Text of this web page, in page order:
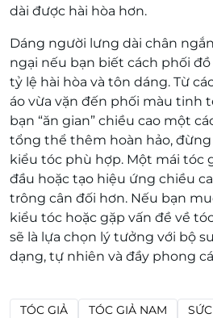
dài được hài hòa hơn.
Dáng người lưng dài chân
ngại nếu bạn biết cách phối
tỷ lệ hài hòa và tôn dáng. Từ
áo vừa vặn đến phối màu tinh
bạn “ăn gian” chiều cao một
tổng thể thêm hoàn hảo,
kiểu tóc phù hợp. Một mái tóc
đầu hoặc tạo hiệu ứng chiều
trông cân đối hơn. Nếu bạn
kiểu tóc hoặc gặp vấn đề về
sẽ là lựa chọn lý tưởng với bộ
dạng, tự nhiên và đầy phong
TÓC GIẢ TÓC GIẢ NAM